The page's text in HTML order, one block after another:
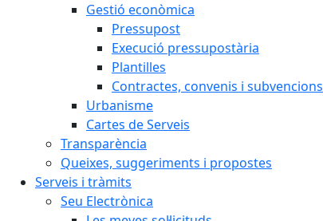
Gestió econòmica
Pressupost
Execució pressupostària
Plantilles
Contractes, convenis i subvencions
Urbanisme
Cartes de Serveis
Transparència
Queixes, suggeriments i propostes
Serveis i tràmits
Seu Electrònica